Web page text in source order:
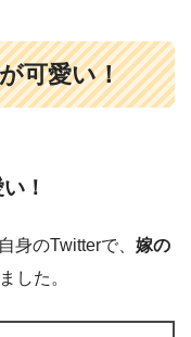
可愛い！
！
身のTwitterで、 嫁の
した。